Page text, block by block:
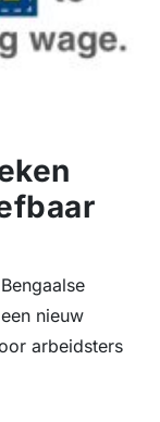
nieuw
arbeidsters